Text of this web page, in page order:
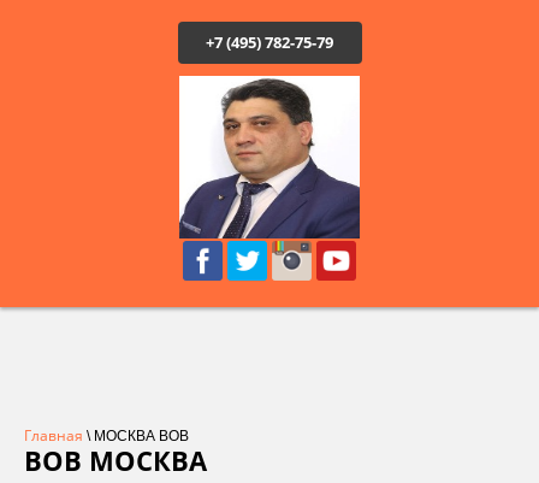
+7 (495) 782-75-79
Главная \ МОСКВА ВОВ
ВОВ МОСКВА